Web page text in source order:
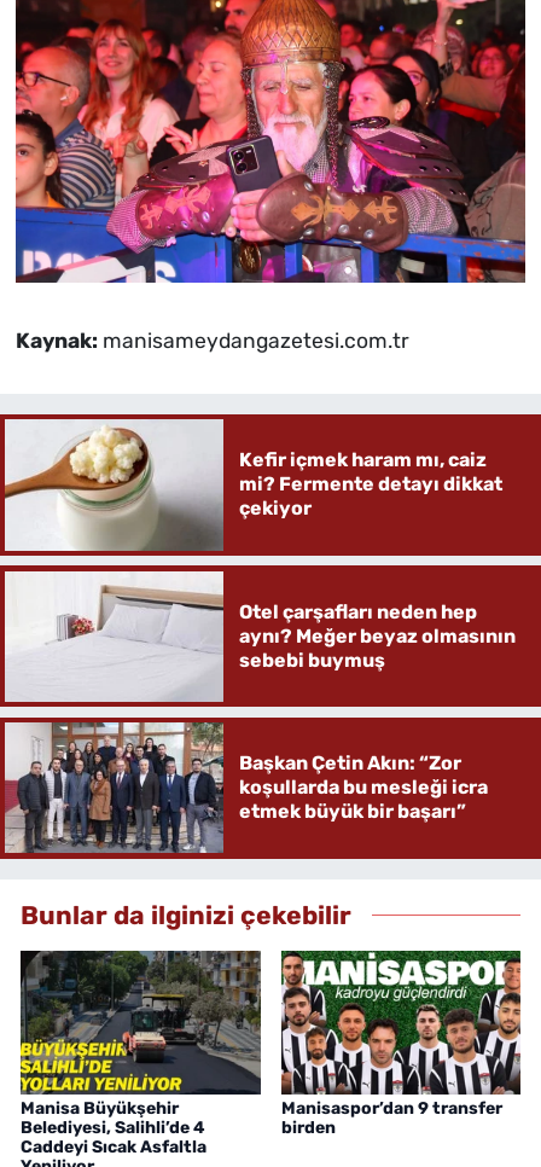
Kaynak: manisameydangazetesi.com.tr
Kefir içmek haram mı, caiz
mi? Fermente detayı dikkat
çekiyor
Otel çarşafları neden hep
aynı? Meğer beyaz olmasının
sebebi buymuş
Başkan Çetin Akın: “Zor
koşullarda bu mesleği icra
etmek büyük bir başarı”
Bunlar da ilginizi çekebilir
Manisa Büyükşehir
Belediyesi, Salihli’de 4
Caddeyi Sıcak Asfaltla
Manisaspor’dan 9 transfer
birden